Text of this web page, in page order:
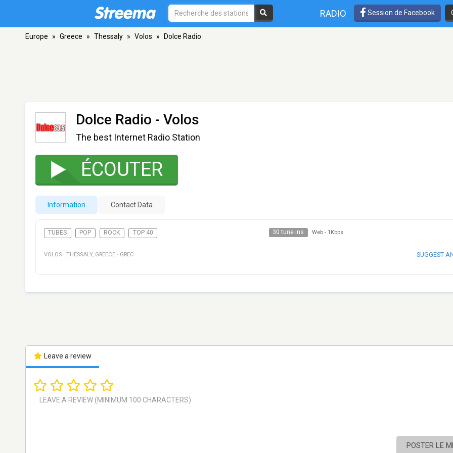
RADIO Session de Facebook
Europe » Greece » Thessaly » Volos » Dolce Radio
Dolce Radio - Volos
The best Internet Radio Station
ÉCOUTER
Information Contact Data
TUBES POP ROCK TOP 40 30 tune ins Web - 1Kbps
VOLOS · THESSALY, GREECE · GREC SUGGEST
Leave a review
POSTER LE